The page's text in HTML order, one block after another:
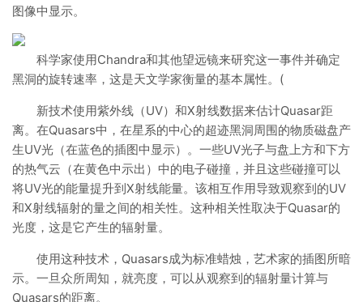
图像中显示。
科学家使用Chandra和其他望远镜来研究这一事件并确定
黑洞的旋转速率，这是天文学家衡量的基本属性。(
新技术使用紫外线（UV）和X射线数据来估计Quasar距
离。在Quasars中，在星系的中心的超迹黑洞周围的物质磁盘产
生UV光（在蓝色的插图中显示）。一些UV光子与盘上方和下方
的热气云（在黄色中示出）中的电子碰撞，并且这些碰撞可以
将UV光的能量提升到X射线能量。该相互作用导致观察到的UV
和X射线辐射的量之间的相关性。这种相关性取决于Quasar的
光度，这是它产生的辐射量。
使用这种技术，Quasars成为标准蜡烛，艺术家的插图所暗
示。一旦众所周知，就亮度，可以从观察到的辐射量计算与
Quasars的距离。